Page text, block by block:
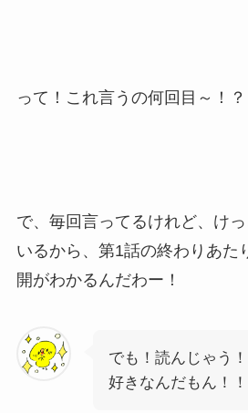
って！これ言うの何回目～！？
で、毎回言ってるけれど、け
いるから、第1話の終わりあた
開がわかるんだわー！
でも！読んじゃう！
好きなんだもん！！